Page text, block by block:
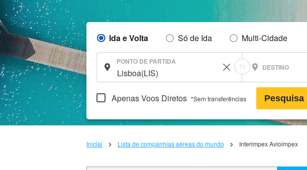
Ida e Volta Só de Ida Multi-Cidade
PONTO DE PARTIDA
DESTINO
Apenas Voos Diretos *Sem transferências Pesquisa
Inicial Lista de companhias aéreas do mundo Interimpex Avioimpex